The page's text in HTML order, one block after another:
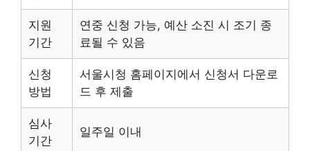
지원
기간
연중 신청 가능, 예산 소진 시 조기 종
료될 수 있음
신청
방법
서울시청 홈페이지에서 신청서 다운로
드 후 제출
심사
기간
일주일 이내